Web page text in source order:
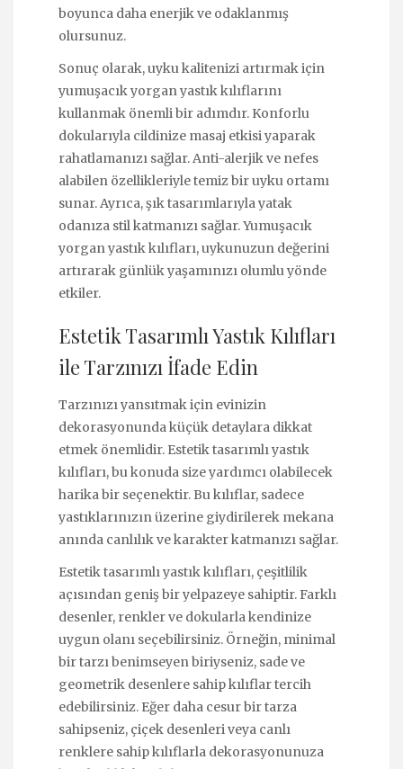
boyunca daha enerjik ve odaklanmış
olursunuz.
Sonuç olarak, uyku kalitenizi artırmak için
yumuşacık yorgan yastık kılıflarını
kullanmak önemli bir adımdır. Konforlu
dokularıyla cildinize masaj etkisi yaparak
rahatlamanızı sağlar. Anti-alerjik ve nefes
alabilen özellikleriyle temiz bir uyku ortamı
sunar. Ayrıca, şık tasarımlarıyla yatak
odanıza stil katmanızı sağlar. Yumuşacık
yorgan yastık kılıfları, uykunuzun değerini
artırarak günlük yaşamınızı olumlu yönde
etkiler.
Estetik Tasarımlı Yastık Kılıfları
ile Tarzınızı İfade Edin
Tarzınızı yansıtmak için evinizin
dekorasyonunda küçük detaylara dikkat
etmek önemlidir. Estetik tasarımlı yastık
kılıfları, bu konuda size yardımcı olabilecek
harika bir seçenektir. Bu kılıflar, sadece
yastıklarınızın üzerine giydirilerek mekana
anında canlılık ve karakter katmanızı sağlar.
Estetik tasarımlı yastık kılıfları, çeşitlilik
açısından geniş bir yelpazeye sahiptir. Farklı
desenler, renkler ve dokularla kendinize
uygun olanı seçebilirsiniz. Örneğin, minimal
bir tarzı benimseyen biriyseniz, sade ve
geometrik desenlere sahip kılıflar tercih
edebilirsiniz. Eğer daha cesur bir tarza
sahipseniz, çiçek desenleri veya canlı
renklere sahip kılıflarla dekorasyonunuza